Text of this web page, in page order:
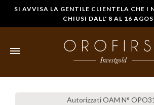
SI AVVISA LA GENTILE CLIENTELA CHE I
CHIUSI DALL' 8 AL 16
Autorizzati OAM N°